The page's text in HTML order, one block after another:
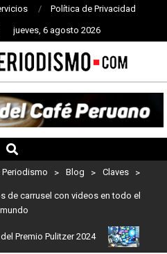
Política de Privacidad
jueves, 6 agosto 2026
Periodismo > Blog > Claves >
de carrusel con videos en todo el
mundo
Pulitzer 2024 Usuarios